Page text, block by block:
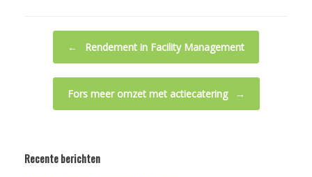
← Rendement in Facility Management
Fors meer omzet met actiecatering →
Recente berichten